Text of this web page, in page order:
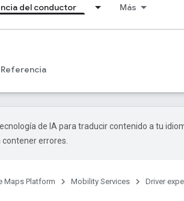
del conductor Más
Referencia
de IA para traducir contenido a tu
errores.
Maps Platform Mobility Services
Driver